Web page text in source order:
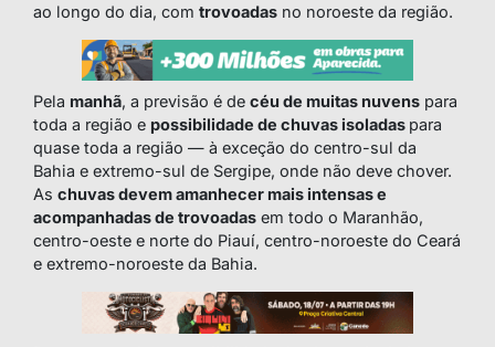
ao longo do dia, com trovoadas no noroeste da região.
Pela manhã, a previsão é de céu de muitas nuvens para
toda a região e possibilidade de chuvas isoladas para
quase toda a região — à exceção do centro-sul da
Bahia e extremo-sul de Sergipe, onde não deve chover.
As chuvas devem amanhecer mais intensas e
acompanhadas de trovoadas em todo o Maranhão,
centro-oeste e norte do Piauí, centro-noroeste do Ceará
e extremo-noroeste da Bahia.